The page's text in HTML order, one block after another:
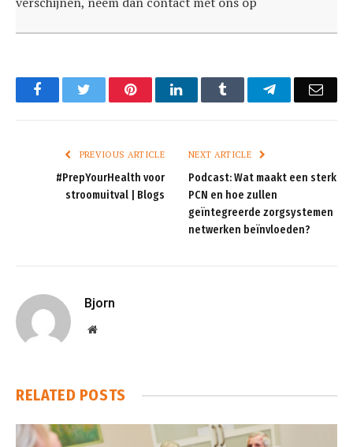
FacebookTwitter PinterestLinkedIn Tumblr Telegram
PREVIOUS ARTICLE
#PrepYourHealth voor
stroomuitval | Blogs
NEXT ARTICLE
Podcast: Wat maakt een sterk
PCN en hoe zullen
geïntegreerde zorgsystemen
netwerken beïnvloeden?
Bjorn
Website
RELATED POSTS